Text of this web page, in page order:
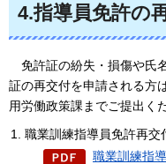
4.指導員免許の
免許証の紛失・損傷や氏
証の再交付を申請される方
用労働政策課までご提出く
職業訓練指導員免許再交
職業訓練指